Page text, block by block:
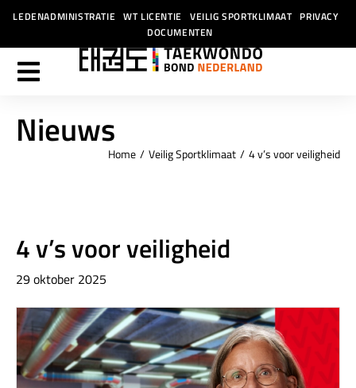
LEDENADMINISTRATIE WT LICENTIE VEILIG SPORTKLIMAAT PRIVACY
DOCUMENTEN
Nieuws
Home Veilig Sportklimaat 4 v’s voor veiligheid
4 v’s voor veiligheid
29 oktober 2025